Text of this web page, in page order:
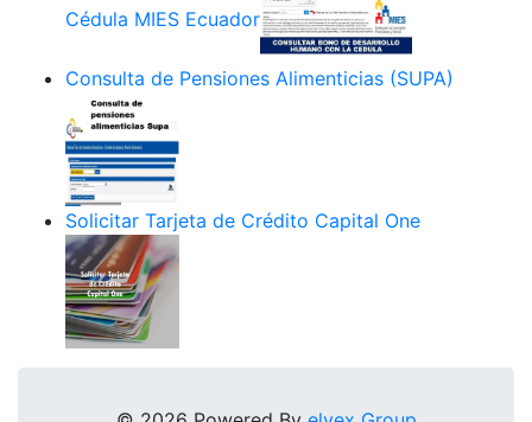
Cédula MIES Ecuador
Consulta de Pensiones Alimenticias (SUPA)
Solicitar Tarjeta de Crédito Capital One